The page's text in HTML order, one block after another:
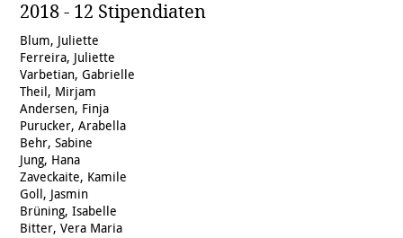
2018 - 12 Stipendiaten
Blum, Juliette
Ferreira, Juliette
Varbetian, Gabrielle
Theil, Mirjam
Andersen, Finja
Purucker, Arabella
Behr, Sabine
Jung, Hana
Zaveckaite, Kamile
Goll, Jasmin
Brüning, Isabelle
Bitter, Vera Maria